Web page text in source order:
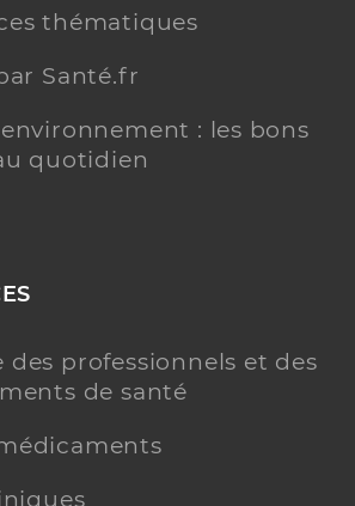
thématiques
Santé.fr
: les bons
quotidien
des professionnels et des
de santé